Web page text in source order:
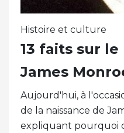
Histoire et culture
13 faits sur
James
Aujourd'hui, à
de la naissance de
expliquant pourquoi